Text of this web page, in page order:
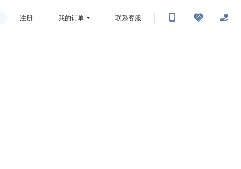
注册 我的订单 联系客服